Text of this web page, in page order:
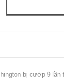
bị cướp 9 lần